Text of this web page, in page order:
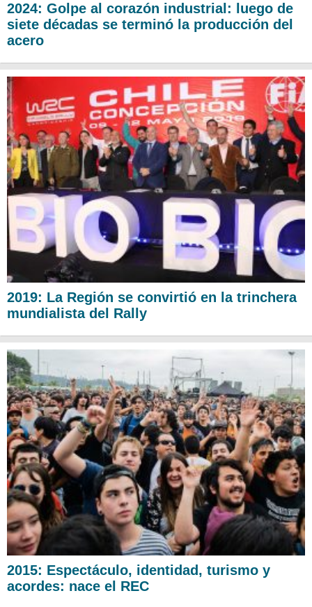
2024: Golpe al corazón industrial: luego de
siete décadas se terminó la producción del
acero
2019: La Región se convirtió en la trinchera
mundialista del Rally
2015: Espectáculo, identidad, turismo y
acordes: nace el REC